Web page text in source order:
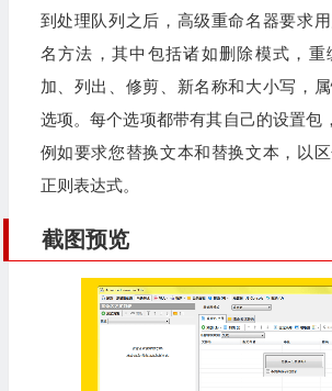
到处理队列之后，高级重命名器要求
名方法，其中包括诸如删除模式，重
加、列出、修剪、新名称和大小写，
选项。每个选项都带有其自己的设置包
例如要求您替换文本和替换文本，以
正则表达式。
截图预览